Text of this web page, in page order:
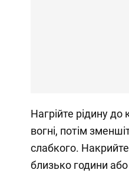
Нагрійте рідину до
вогні, потім
слабкого.
близько години